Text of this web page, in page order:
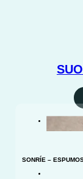
SONRÍE –